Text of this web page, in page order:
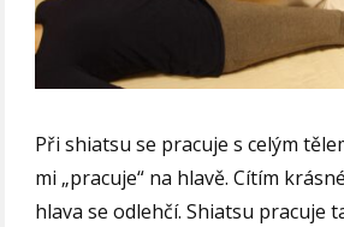
Při shiatsu se pracuje s celým
mi „pracuje“ na hlavě. Cítím
hlava se odlehčí. Shiatsu pracuje